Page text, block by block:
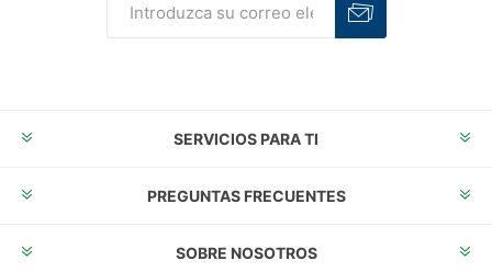
SERVICIOS PARA TI
PREGUNTAS FRECUENTES
SOBRE NOSOTROS